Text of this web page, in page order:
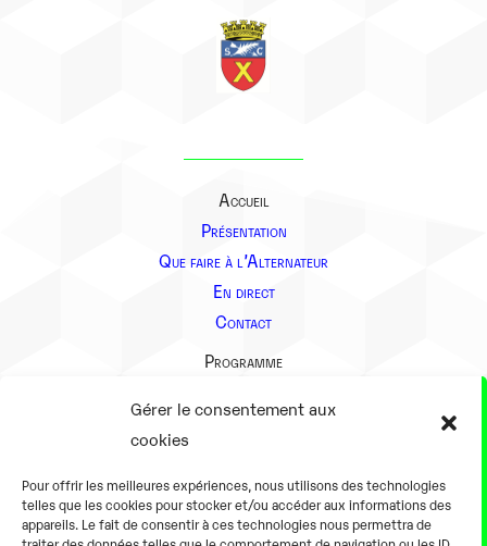
Gérer le consentement aux
cookies
Pour offrir les meilleures expériences, nous utilisons des technologies
telles que les cookies pour stocker et/ou accéder aux informations des
appareils. Le fait de consentir à ces technologies nous permettra de
Accueil
Présentation
Que faire à l’Alternateur
En direct
Contact
Programme
Présentation
En pratique
Tarifs et horaires